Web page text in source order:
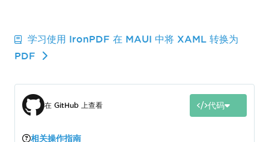
学习使用 IronPDF 在 MAUI 中将 XAML 转换为
PDF
在 GitHub 上查看 代码
相关操作指南